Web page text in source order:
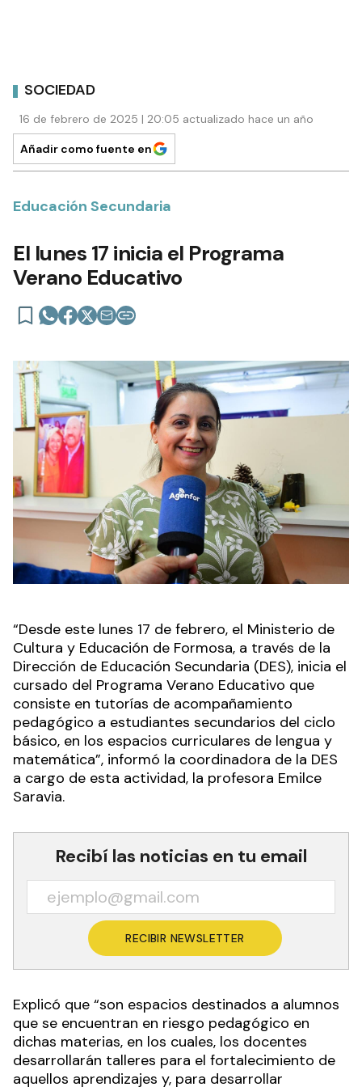
SOCIEDAD
16 de febrero de 2025 | 20:05 actualizado hace un año
Añadir como fuente en
Educación Secundaria
El lunes 17 inicia el Programa
Verano Educativo
“Desde este lunes 17 de febrero, el Ministerio de
Cultura y Educación de Formosa, a través de la
Dirección de Educación Secundaria (DES), inicia el
cursado del Programa Verano Educativo que
consiste en tutorías de acompañamiento
pedagógico a estudiantes secundarios del ciclo
básico, en los espacios curriculares de lengua y
matemática”, informó la coordinadora de la DES
a cargo de esta actividad, la profesora Emilce
Saravia.
Recibí las noticias en tu email
RECIBIR NEWSLETTER
Explicó que “son espacios destinados a alumnos
que se encuentran en riesgo pedagógico en
dichas materias, en los cuales, los docentes
desarrollarán talleres para el fortalecimiento de
aquellos aprendizajes y, para desarrollar